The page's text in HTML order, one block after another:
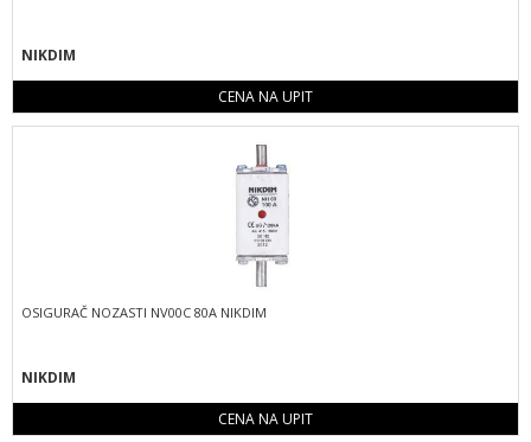
NIKDIM
CENA NA UPIT
OSIGURAČ NOZASTI NV00C 80A NIKDIM
NIKDIM
CENA NA UPIT